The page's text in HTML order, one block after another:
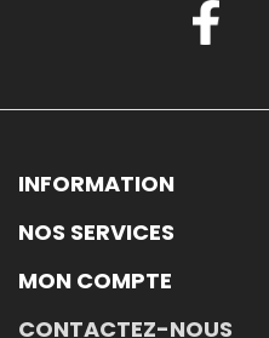
INFORMATION
NOS SERVICES
MON COMPTE
CONTACTEZ-NOUS